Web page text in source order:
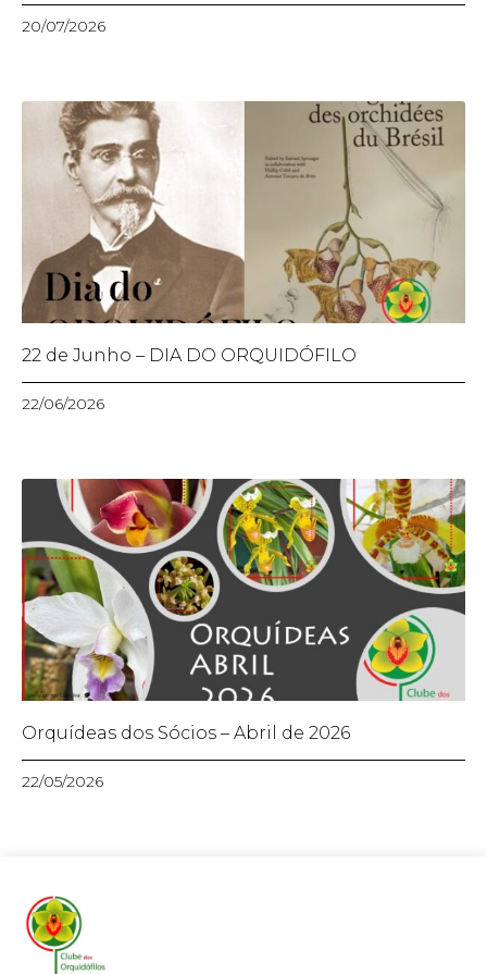
20/07/2026
22 de Junho – DIA DO ORQUIDÓFILO
22/06/2026
Orquídeas dos Sócios – Abril de 2026
22/05/2026